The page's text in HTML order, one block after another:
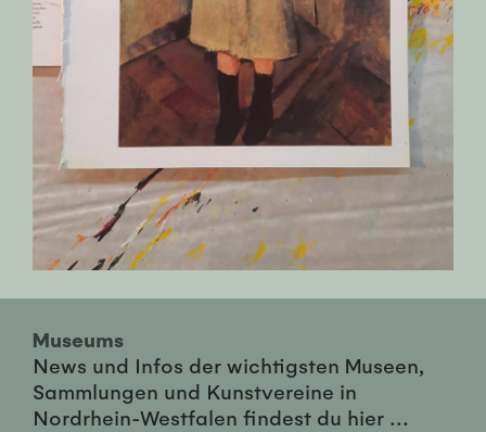
Museums
News und Infos der wichtigsten Museen,
Sammlungen und Kunstvereine in
Nordrhein-Westfalen findest du hier ...